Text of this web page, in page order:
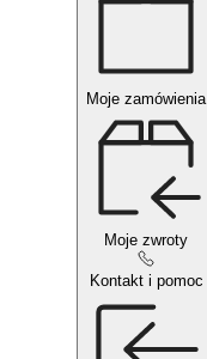
Moje zamówienia
Moje zwroty
Kontakt i pomoc